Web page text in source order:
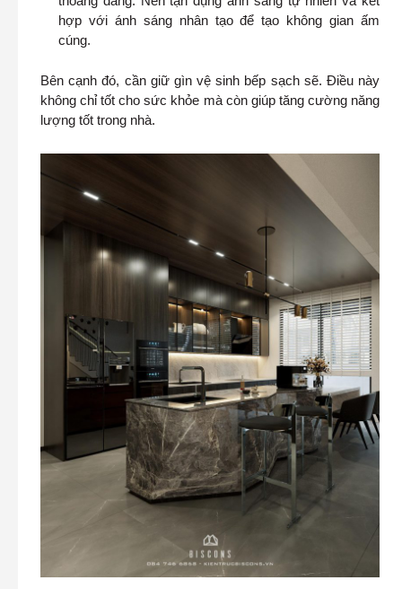
hợp với ánh sáng nhân tạo để tạo không gian ấm
cúng.
Bên cạnh đó, cần giữ gìn vệ sinh bếp sạch sẽ. Điều này
không chỉ tốt cho sức khỏe mà còn giúp tăng cường năng
lượng tốt trong nhà.